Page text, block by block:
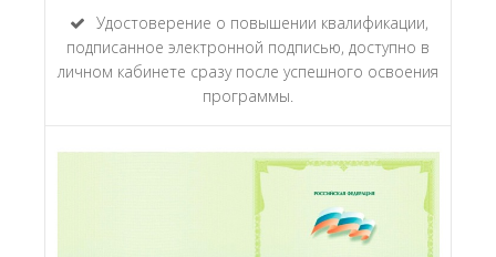
Удостоверение о повышении квалификации,
подписанное электронной подписью, доступно в
личном кабинете сразу после успешного освоения
программы.